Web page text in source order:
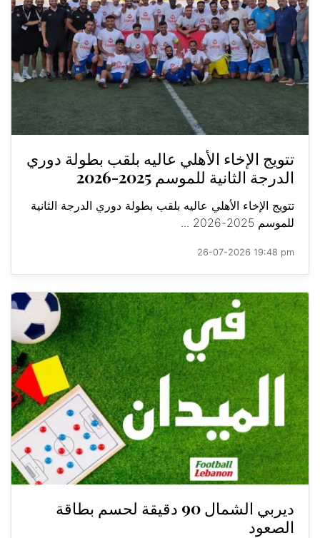
تتويج الإخاء الأهلي عاليه بلقب بطولة دوري
الدرجة الثانية للموسم 2025-2026
تتويج الإخاء الأهلي عاليه بلقب بطولة دوري الدرجة الثانية
للموسم 2025-2026 ...
26-07-2026 19:48 pm
ديربي الشمال 90 دقيقة لحسم بطاقة
الصعود